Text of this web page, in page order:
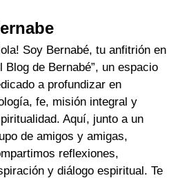
Soy Bernabé, tu anfitrión en
Blog de Bernabé”, un espacio
a profundizar en
fe, misión integral y
Aquí, junto a un
de amigos y amigas,
reflexiones,
y diálogo espiritual. Te